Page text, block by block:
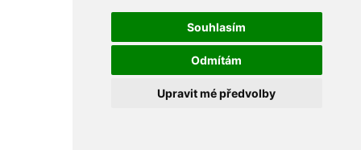
Souhlasím
Odmítám
Upravit mé předvolby
bowdeny a lanka
filtry
gufera